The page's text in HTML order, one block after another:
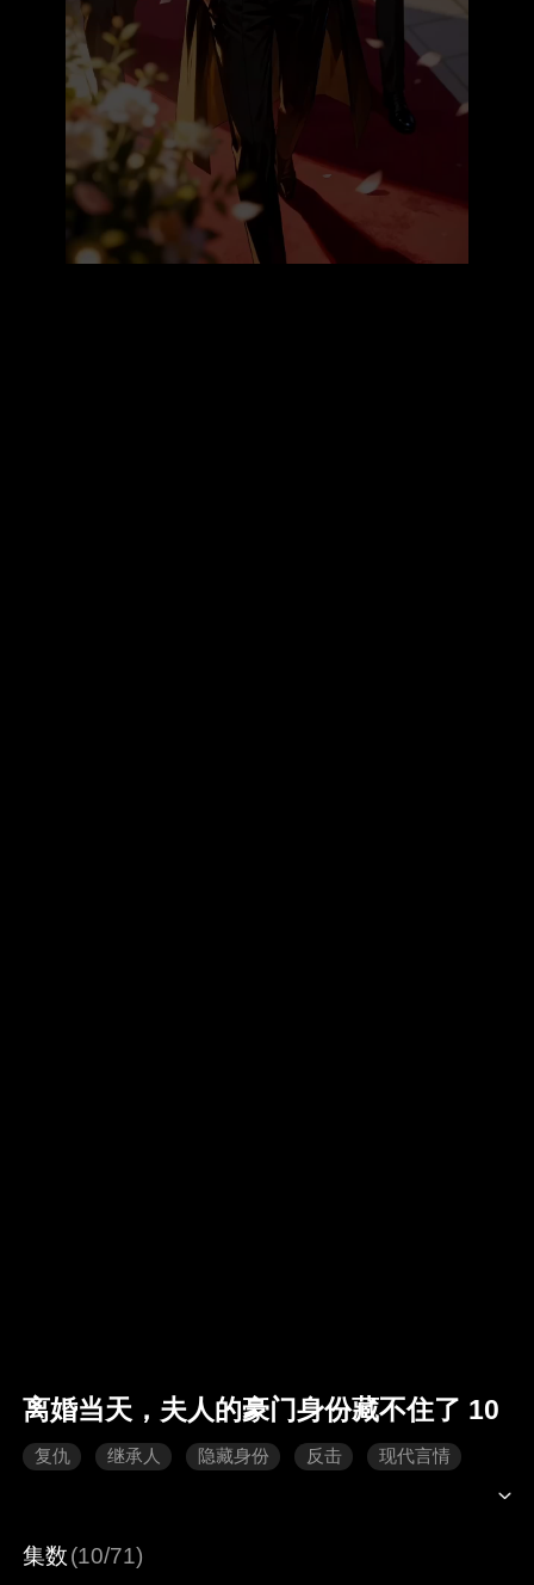
离婚当天，夫人的豪门身份藏不住了 10
复仇 继承人 隐藏身份 反击 现代言情
集数(10/71)